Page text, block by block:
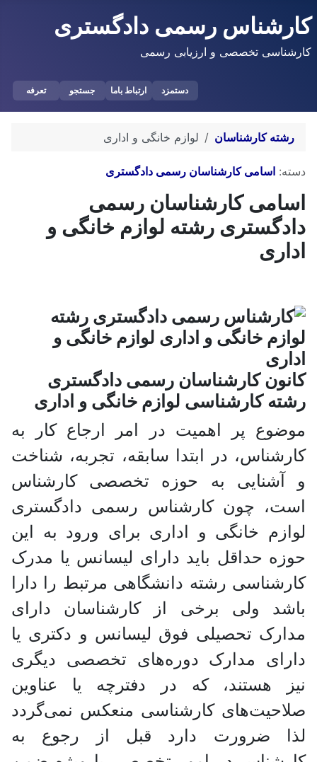
کارشناس رسمی دادگستری
کارشناسی تخصصی و ارزیابی رسمی
دستمزد ارتباط باما جستجو تعرفه
رشته کارشناسان لوازم خانگی و اداری
توضیحات
دسته: اسامی کارشناسان رسمی دادگستری
اسامی کارشناسان رسمی
دادگستری رشته لوازم خانگی و
اداری
کانون کارشناسان رسمی دادگستری
رشته کارشناسی لوازم خانگی و اداری
موضوع پر اهمیت در امر ارجاع کار به
کارشناس، در ابتدا سابقه، تجربه، شناخت
و آشنایی به حوزه تخصصی کارشناس
است، چون کارشناس رسمی دادگستری
لوازم خانگی و اداری برای ورود به این
حوزه حداقل باید دارای لیسانس یا مدرک
کارشناسی رشته دانشگاهی مرتبط را دارا
باشد ولی برخی از کارشناسان دارای
مدارک تحصیلی فوق لیسانس و دکتری یا
دارای مدارک دوره‌های تخصصی دیگری
نیز هستند، که در دفترچه یا عناوین
صلاحیت‌های کارشناسی منعکس نمی‌گردد
لذا ضرورت دارد قبل از رجوع به